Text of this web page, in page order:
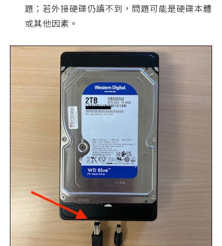
題；若外接硬碟仍讀不到，問題可能是硬碟本體
或其他因素。